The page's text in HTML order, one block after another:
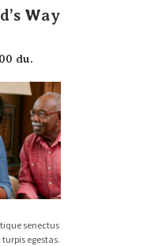
Way
du.
senectus
egestas.